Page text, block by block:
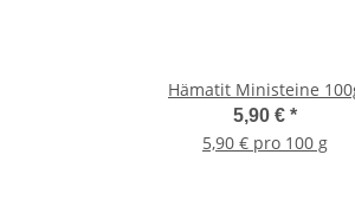
Hämatit Ministeine
5,90 € *
5,90 € pro 100 g